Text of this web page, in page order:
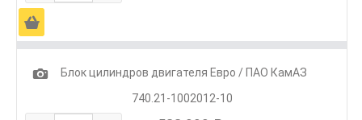
Ä
1
Блок цилиндров двигателя Евро / ПАО КамАЗ
740.21-1002012-10